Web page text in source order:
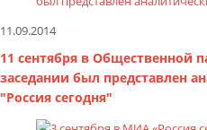
11.09.2014
11 сентября в Общественной
заседании был представлен
"Россия сегодня"